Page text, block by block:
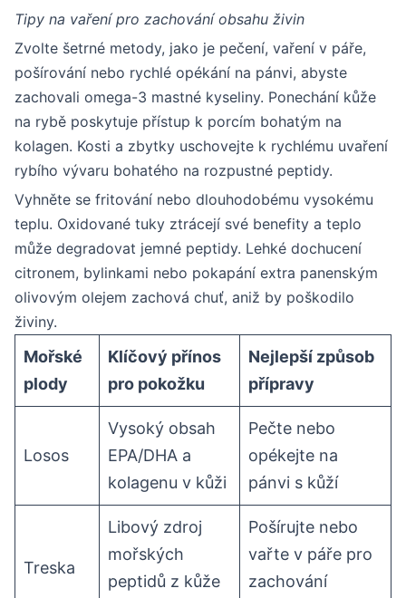
Tipy na vaření pro zachování obsahu živin
Zvolte šetrné metody, jako je pečení, vaření v páře,
pošírování nebo rychlé opékání na pánvi, abyste
zachovali omega-3 mastné kyseliny. Ponechání kůže
na rybě poskytuje přístup k porcím bohatým na
kolagen. Kosti a zbytky uschovejte k rychlému uvaření
rybího vývaru bohatého na rozpustné peptidy.
Vyhněte se fritování nebo dlouhodobému vysokému
teplu. Oxidované tuky ztrácejí své benefity a teplo
může degradovat jemné peptidy. Lehké dochucení
citronem, bylinkami nebo pokapání extra panenským
olivovým olejem zachová chuť, aniž by poškodilo
živiny.
Mořské
plody
Klíčový přínos
pro pokožku
Nejlepší způsob
přípravy
Losos
Vysoký obsah
EPA/DHA a
kolagenu v kůži
Pečte nebo
opékejte na
pánvi s kůží
Treska
Libový zdroj
mořských
peptidů z kůže
Pošírujte nebo
vařte v páře pro
zachování